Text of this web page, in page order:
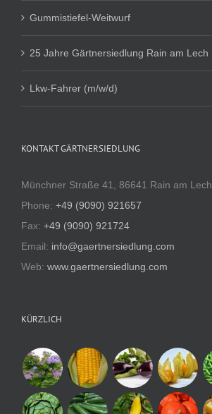
Gummistiefel-Weitwurf
25 Jahre Gärtnersiedlung Rain am Lech
Lkw-Fahrer (m/w/d)
KONTAKT GÄRTNERSIEDLUNG
Münchner Straße 41, 86641 Rain am Lech
Phone: +49 (9090) 921657
Fax: +49 (9090) 921724
Email: info@gaertnersiedlung.com
Web: www.gaertnersiedlung.com
KÜRZLICH